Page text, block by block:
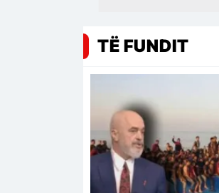
TË FUNDIT